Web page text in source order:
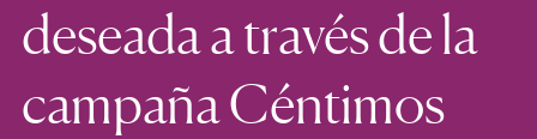
deseada a través de la
campaña Céntimos